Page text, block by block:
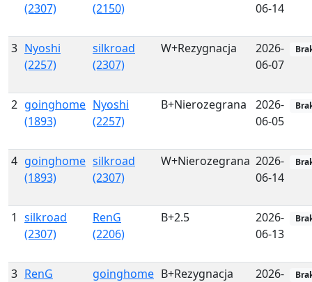
(2307)
(2150)
06-14
3 Nyoshi
(2257)
silkroad
(2307)
W+Rezygnacja
2026-
06-07
2 goinghome
(1893)
Nyoshi
(2257)
B+Nierozegrana
2026-
06-05
4 goinghome
(1893)
silkroad
(2307)
W+Nierozegrana 2026-
06-14
1 silkroad
(2307)
RenG
(2206)
B+2.5
2026-
06-13
3 RenG
goinghome B+Rezygnacja
2026-